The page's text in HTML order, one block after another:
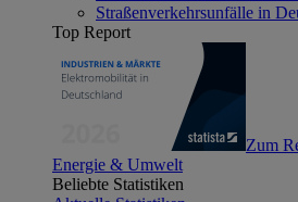
Straßenverkehrsunfälle in
Top Report
Zum
Energie & Umwelt
Beliebte Statistiken